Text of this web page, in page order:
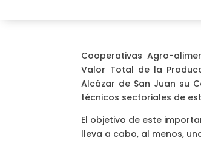
Cooperativas Agro-
Valor Total de la
Alcázar de San Juan su
técnicos sectoriales de
El objetivo de este
lleva a cabo, al menos,